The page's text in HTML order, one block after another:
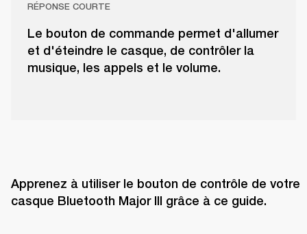
RÉPONSE COURTE
Le bouton de commande permet d'allumer
et d'éteindre le casque, de contrôler la
musique, les appels et le volume.
Apprenez à utiliser le bouton de contrôle de votre
casque Bluetooth Major III grâce à ce guide.